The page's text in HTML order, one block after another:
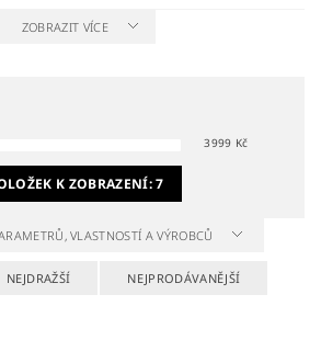
ZOBRAZIT VÍCE
3999 Kč
K ZOBRAZENÍ:7
VLASTNOSTÍ A VÝROBCŮ
NEJDRAŽŠÍ NEJPRODÁVANĚJŠÍ